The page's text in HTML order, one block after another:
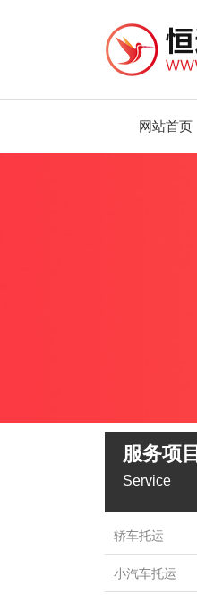
网站首页
服务项目
Service
轿车托运
小汽车托运